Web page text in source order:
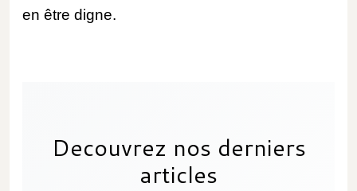
en être digne.
Decouvrez nos derniers
articles